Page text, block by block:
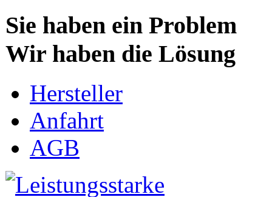
Sie haben ein Problem
Wir haben die Lösung
Hersteller
Anfahrt
AGB